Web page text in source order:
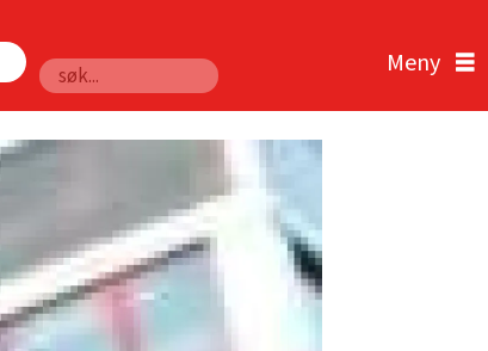
Søk